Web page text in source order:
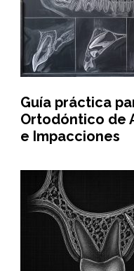
Guía práctica
Ortodóntico de
e Impacciones